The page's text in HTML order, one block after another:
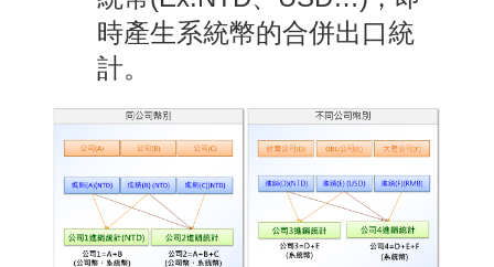
時產生系統幣的合併出口統
計。